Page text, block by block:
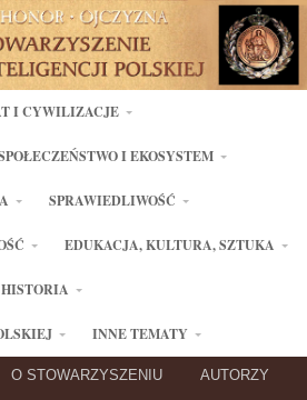
I CYWILIZACJE
I EKOSYSTEM
SPRAWIEDLIWOŚĆ
EDUKACJA, KULTURA, SZTUKA
HISTORIA
INNE TEMATY
O STOWARZYSZENIU AUTORZY